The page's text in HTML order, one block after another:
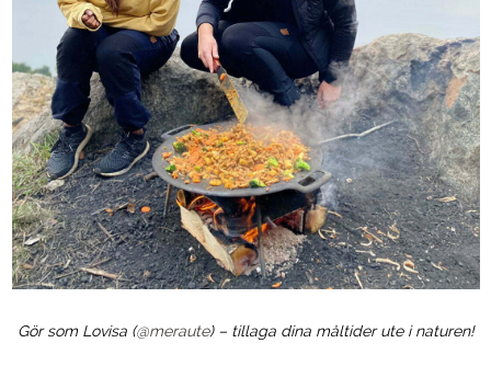
Gör som Lovisa (@meraute) – tillaga dina måltider ute i naturen!